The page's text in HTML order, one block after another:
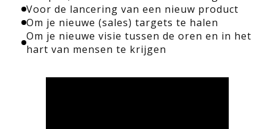
Voor de lancering van een nieuw product
Om je nieuwe (sales) targets te halen
Om je nieuwe visie tussen de oren en in het
hart van mensen te krijgen